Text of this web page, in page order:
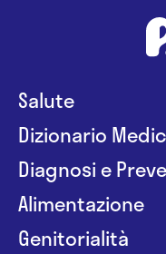
Salute
Dizionario
Diagnosi e
Alimentazione
Genitorialità